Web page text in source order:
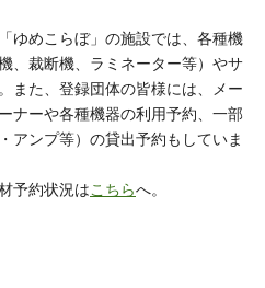
ゆめこらぼ」の施設では、各種機
、裁断機、ラミネーター等）やサ
また、登録団体の皆様には、メー
ナーや各種機器の利用予約、一部
アンプ等）の貸出予約もしていま
予約状況はこちらへ。